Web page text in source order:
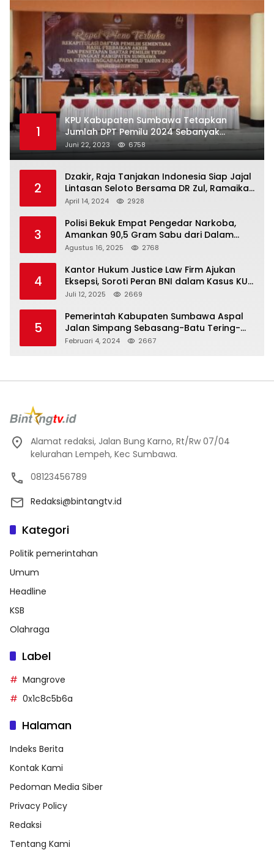
1
KPU Kabupaten Sumbawa Tetapkan
Jumlah DPT Pemilu 2024 Sebanyak
367.987 Pemilih
Juni 22, 2023 6758
2
Dzakir, Raja Tanjakan Indonesia Siap Jajal
Lintasan Seloto Bersama DR Zul, Ramaikan
Trabas JAS #2 KSB
April 14, 2024 2928
3
Polisi Bekuk Empat Pengedar Narkoba,
Amankan 90,5 Gram Sabu dari Dalam
Mobil
Agustus 16, 2025 2768
4
Kantor Hukum Justice Law Firm Ajukan
Eksepsi, Soroti Peran BNI dalam Kasus KUR
Bawang Merah KCP Woha
Juli 12, 2025 2669
5
Pemerintah Kabupaten Sumbawa Aspal
Jalan Simpang Sebasang-Batu Tering-
Lito
Februari 4, 2024 2667
Alamat redaksi, Jalan Bung Karno, Rt/Rw 07/04
kelurahan Lempeh, Kec Sumbawa.
08123456789
Redaksi@bintangtv.id
Kategori
Politik pemerintahan
Umum
Headline
KSB
Olahraga
Label
Mangrove
0x1c8c5b6a
Halaman
Indeks Berita
Kontak Kami
Pedoman Media Siber
Privacy Policy
Redaksi
Tentang Kami